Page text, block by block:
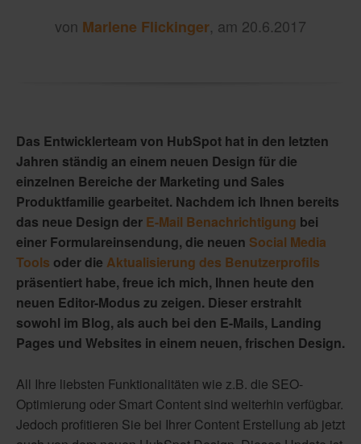
von Marlene Flickinger, am 20.6.2017
Das Entwicklerteam von HubSpot hat in den letzten
Jahren ständig an einem neuen Design für die
einzelnen Bereiche der Marketing und Sales
Produktfamilie gearbeitet. Nachdem ich Ihnen bereits
das neue Design der E-Mail Benachrichtigung bei
einer Formulareinsendung, die neuen Social Media
Tools oder die Aktualisierung des Benutzerprofils
präsentiert habe, freue ich mich, Ihnen heute den
neuen Editor-Modus zu zeigen. Dieser erstrahlt
sowohl im Blog, als auch bei den E-Mails, Landing
Pages und Websites in einem neuen, frischen Design.
All Ihre liebsten Funktionalitäten wie z.B. die SEO-
Optimierung oder Smart Content sind weiterhin verfügbar.
Jedoch profitieren Sie bei Ihrer Content Erstellung ab jetzt